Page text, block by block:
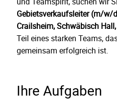
Gebietsverkaufsleiter (m/w/
Crailsheim, Schwäbisch
Teil eines starken Teams,
gemeinsam erfolgreich ist.
Ihre Aufgaben